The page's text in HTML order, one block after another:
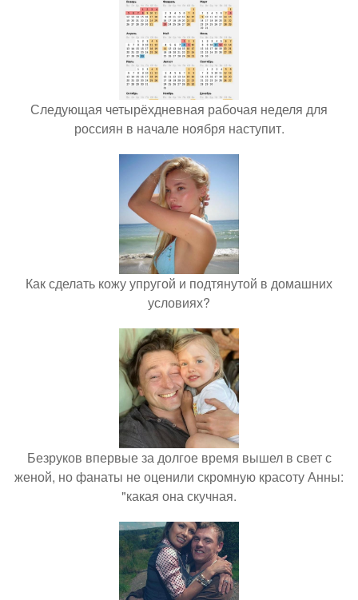
Следующая четырёхдневная рабочая неделя для
россиян в начале ноября наступит.
Как сделать кожу упругой и подтянутой в домашних
условиях?
Безруков впервые за долгое время вышел в свет с
женой, но фанаты не оценили скромную красоту Анны:
"какая она скучная.